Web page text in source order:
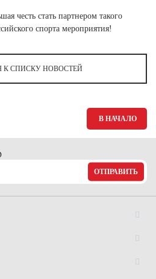
(3)
(1)
честь стать партнером такого
спорта мероприятия!
К СПИСКУ НОВОСТЕЙ
В НАЧАЛО
ОТПРАВИТЬ